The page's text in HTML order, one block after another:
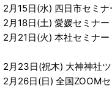
2月15日(水) 四日市セミナ
2月18日(土) 愛媛セミナー
2月21日(火) 本社セミナ
2月23日(祝木) 大神神社
2月26日(日) 全国ZOOM